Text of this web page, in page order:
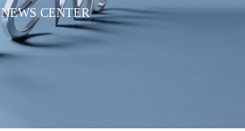
NEWS CENTER